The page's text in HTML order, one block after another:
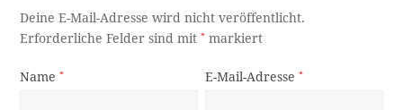
Deine E-Mail-Adresse wird nicht veröffentlicht.
Erforderliche Felder sind mit* markiert
Name* E-Mail-Adresse*